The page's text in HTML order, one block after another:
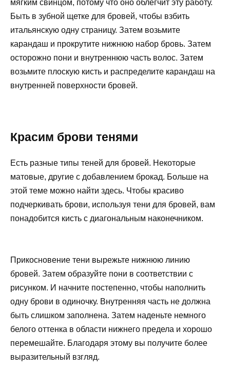
мягким свинцом, потому что оно облегчит эту работу.
Быть в зубной щетке для бровей, чтобы взбить
итальянскую одну страницу. Затем возьмите
карандаш и прокрутите нижнюю набор бровь. Затем
осторожно пони и внутреннюю часть волос. Затем
возьмите плоскую кисть и распределите карандаш на
внутренней поверхности бровей.
Красим брови тенями
Есть разные типы теней для бровей. Некоторые
матовые, другие с добавлением брокад. Больше на
этой теме можно найти здесь. Чтобы красиво
подчеркивать брови, используя тени для бровей, вам
понадобится кисть с диагональным наконечником.
Прикосновение тени вырежьте нижнюю линию
бровей. Затем образуйте пони в соответствии с
рисунком. И начните постепенно, чтобы наполнить
одну брови в одиночку. Внутренняя часть не должна
быть слишком заполнена. Затем наденьте немного
белого оттенка в области нижнего предела и хорошо
перемешайте. Благодаря этому вы получите более
выразительный взгляд.